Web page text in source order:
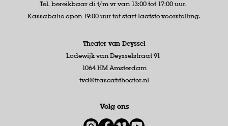
Tel. bereikbaar di t/m vr van 13:00 tot 17:00 uur.
Kassabalie open 19:00 uur tot start laatste voorstelling.
Theater van Deyssel
Lodewijk van Deysselstraat 91
1064 HM Amsterdam
tvd@frascatitheater.nl
Volg ons